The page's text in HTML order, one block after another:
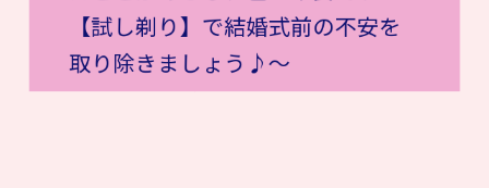
【試し剃り】で結婚式前の不安を
取り除きましょう♪〜